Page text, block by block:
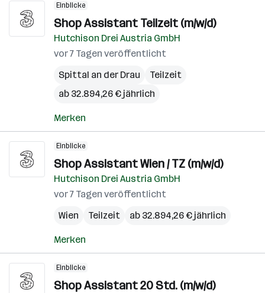
Einblicke
Shop Assistant Teilzeit (m/w/d)
Hutchison Drei Austria GmbH
vor 7 Tagen veröffentlicht
Spittal an der Drau
Teilzeit
ab 32.894,26 € jährlich
Merken
Einblicke
Shop Assistant Wien / TZ (m/w/d)
Hutchison Drei Austria GmbH
vor 7 Tagen veröffentlicht
Wien
Teilzeit ab 32.894,26 € jährlich
Merken
Einblicke
Shop Assistant 20 Std. (m/w/d)